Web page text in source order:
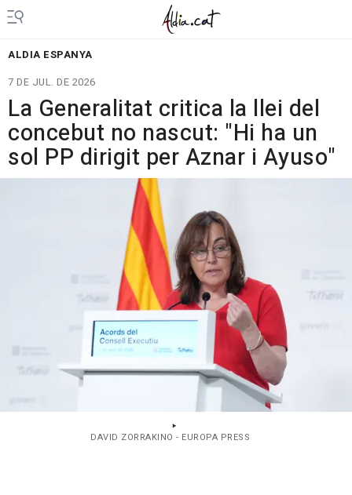
ALDIA ESPANYA
7 DE JUL. DE 2026
La Generalitat critica la llei del
concebut no nascut: "Hi ha un
sol PP dirigit per Aznar i Ayuso"
DAVID ZORRAKINO - EUROPA PRESS